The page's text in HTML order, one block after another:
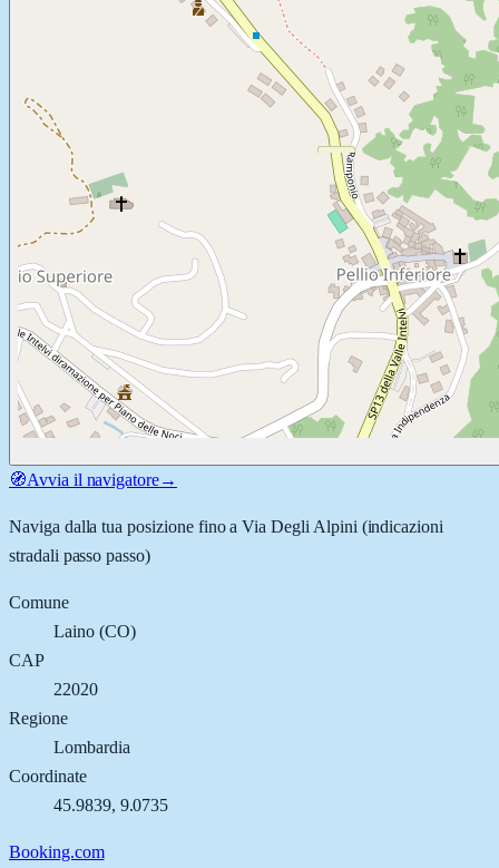
🧭Avvia il navigatore→
Naviga dalla tua posizione fino aVia Degli Alpini (indicazioni
stradali passo passo)
Comune
Laino(CO)
CAP
22020
Regione
Lombardia
Coordinate
45.9839, 9.0735
Booking.com